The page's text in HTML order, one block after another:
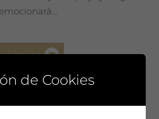
al carrito
de Cookies